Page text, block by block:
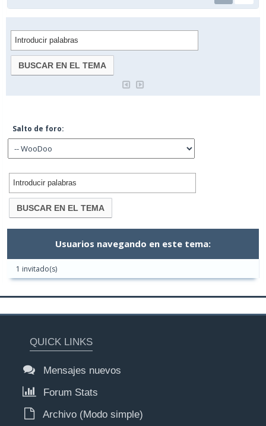
Salto de foro:
Usuarios navegando en este tema:
1 invitado(s)
QUICK LINKS
Mensajes nuevos
Forum Stats
Archivo (Modo simple)